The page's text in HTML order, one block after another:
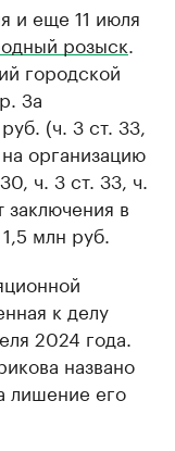
и еще 11 июля
розыск
городской
За
(ч. 3 ст. 33,
организацию
ч. 3 ст. 33, ч.
в
млн руб.
к делу
2024 года.
названо
лишение его